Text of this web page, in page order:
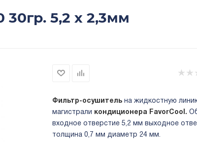
30гр. 5,2 х 2,3мм
Фильтр-осушитель на жидкостную
магистрали
кондиционера FavorCool.
входное отверстие 5,2 мм выходное
толщина 0,7 мм диаметр 24 мм.